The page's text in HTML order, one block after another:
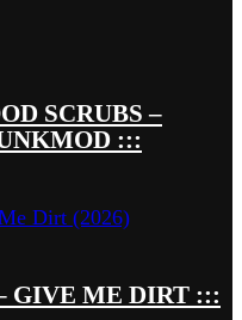
SCRUBS –
:::
GIVE ME DIRT :::